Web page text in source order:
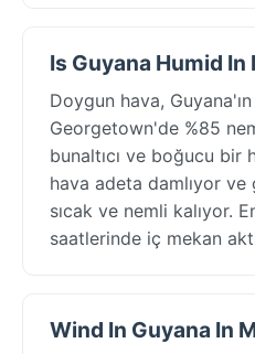
Is Guyana Humid In
Doygun hava, Guyana'ın
Georgetown'de %85
bunaltıcı ve boğucu bir
hava adeta damlıyor
sıcak ve nemli kalıyor.
saatlerinde iç mekan
Wind In Guyana In